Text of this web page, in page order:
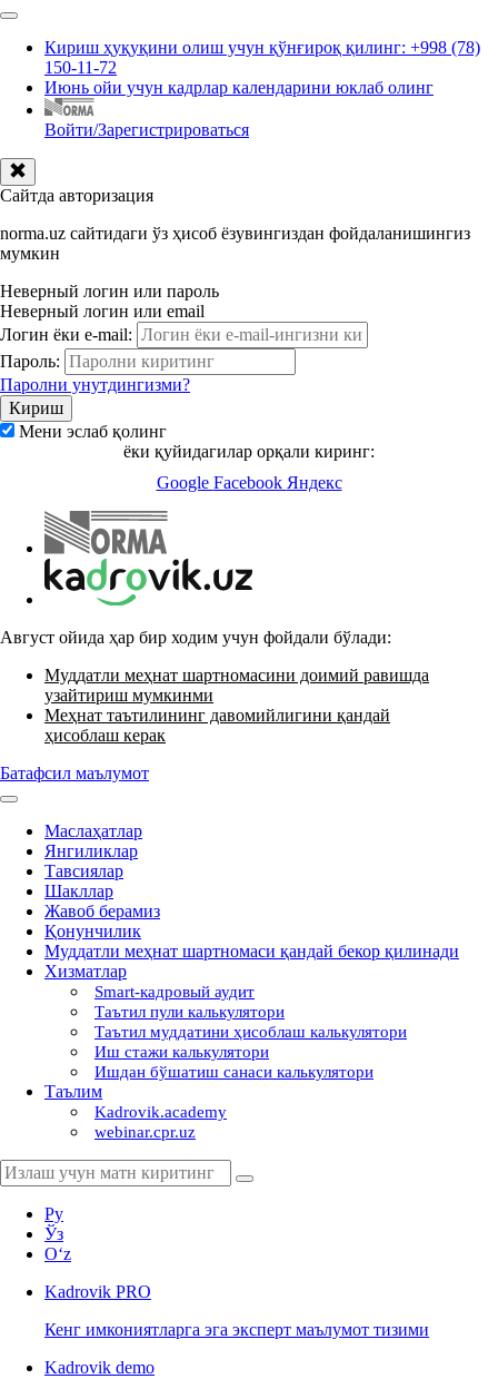
Кириш ҳуқуқини олиш учун қўнғироқ қилинг: +998 (78)
150-11-72
Июнь ойи учун кадрлар календарини юклаб олинг
Войти/Зарегистрироваться
Сайтда авторизация
norma.uz сайтидаги ўз ҳисоб ёзувингиздан фойдаланишингиз
мумкин
Неверный логин или пароль
Неверный логин или email
Логин ёки e-mail:
Пароль:
Паролни унутдингизми?
Мени эслаб қолинг
ёки қуйидагилар орқали киринг:
Google Facebook Яндекс
Август ойида ҳар бир ходим учун фойдали бўлади:
Муддатли меҳнат шартномасини доимий равишда
узайтириш мумкинми
Меҳнат таътилининг давомийлигини қандай
ҳисоблаш керак
Батафсил маълумот
Маслаҳатлар
Янгиликлар
Тавсиялар
Шакллар
Жавоб берамиз
Қонунчилик
Муддатли меҳнат шартномаси қандай бекор қилинади
Хизматлар
Smart-кадровый аудит
Таътил пули калькулятори
Таътил муддатини ҳисоблаш калькулятори
Иш стажи калькулятори
Ишдан бўшатиш санаси калькулятори
Таълим
Kadrovik.academy
webinar.cpr.uz
Ру
Ўз
Oʻz
Kadrovik PRO
Кенг имкониятларга эга эксперт маълумот тизими
Kadrovik demo